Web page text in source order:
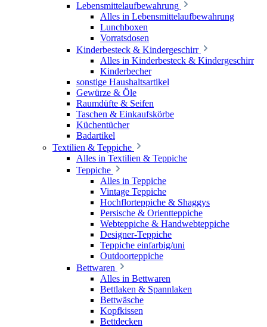
Lebensmittelaufbewahrung
Alles in Lebensmittelaufbewahrung
Lunchboxen
Vorratsdosen
Kinderbesteck & Kindergeschirr
Alles in Kinderbesteck & Kindergeschirr
Kinderbecher
sonstige Haushaltsartikel
Gewürze & Öle
Raumdüfte & Seifen
Taschen & Einkaufskörbe
Küchentücher
Badartikel
Textilien & Teppiche
Alles in Textilien & Teppiche
Teppiche
Alles in Teppiche
Vintage Teppiche
Hochflorteppiche & Shaggys
Persische & Orientteppiche
Webteppiche & Handwebteppiche
Designer-Teppiche
Teppiche einfarbig/uni
Outdoorteppiche
Bettwaren
Alles in Bettwaren
Bettlaken & Spannlaken
Bettwäsche
Kopfkissen
Bettdecken